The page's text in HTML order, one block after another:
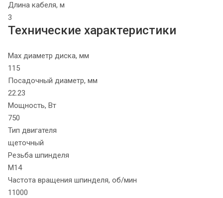
Длина кабеля, м
3
Технические характеристики
Max диаметр диска, мм
115
Посадочный диаметр, мм
22.23
Мощность, Вт
750
Тип двигателя
щеточный
Резьба шпинделя
М14
Частота вращения шпинделя, об/мин
11000